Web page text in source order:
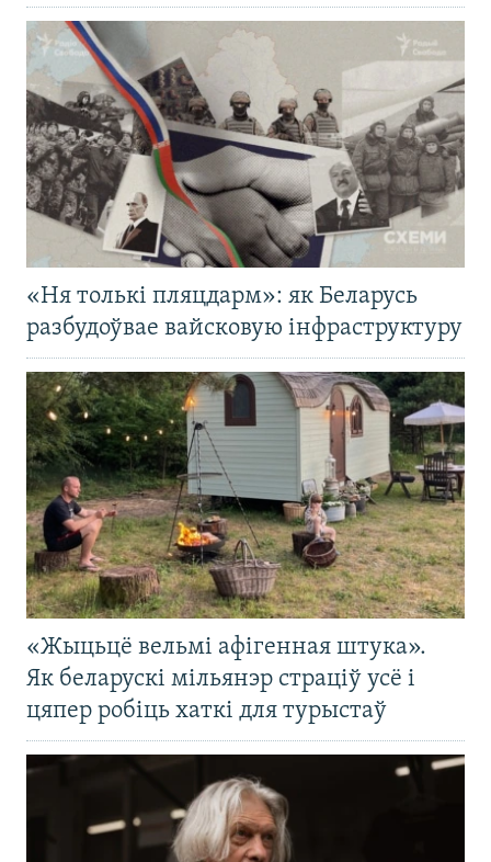
«Ня толькі пляцдарм»: як Беларусь
разбудоўвае вайсковую інфраструктуру
«Жыцьцё вельмі афігенная штука».
Як беларускі мільянэр страціў усё і
цяпер робіць хаткі для турыстаў